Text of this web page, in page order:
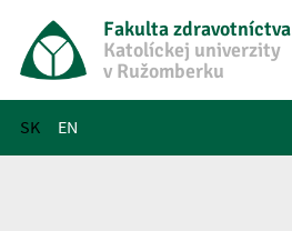
Fakulta zdravotníctva
Katolíckej univerzity
v Ružomberku
SK EN
Hlavné menu